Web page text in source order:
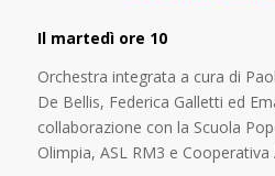
Il martedì ore 10
Orchestra integrata a cura di
De Bellis, Federica Galletti ed
collaborazione con la Scuola
Olimpia, ASL RM3 e Cooperativa